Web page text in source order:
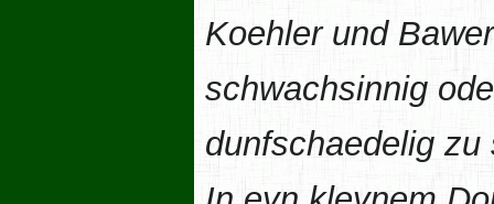
Koehler und
schwachsinnig
dunfschaedelig zu